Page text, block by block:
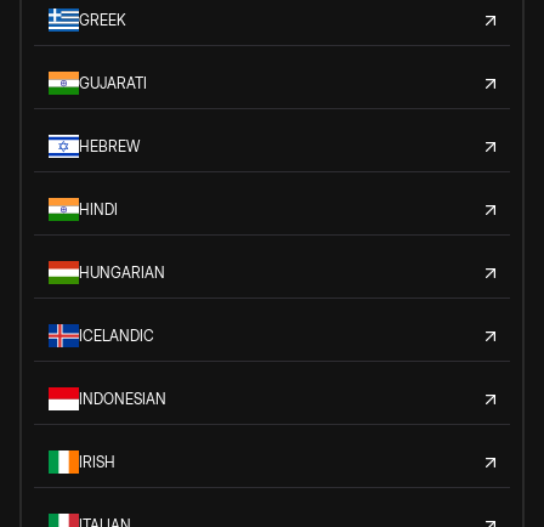
GREEK
GUJARATI
HEBREW
HINDI
HUNGARIAN
ICELANDIC
INDONESIAN
IRISH